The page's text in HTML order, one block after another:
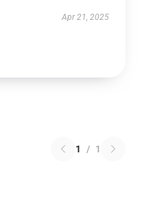
Apr 21, 2025
1 / 1